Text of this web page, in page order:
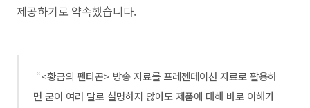
제공하기로 약속했습니다.
“<황금의 펜타곤> 방송 자료를 프레젠테이션 자료로 활용하
면 굳이 여러 말로 설명하지 않아도 제품에 대해 바로 이해가